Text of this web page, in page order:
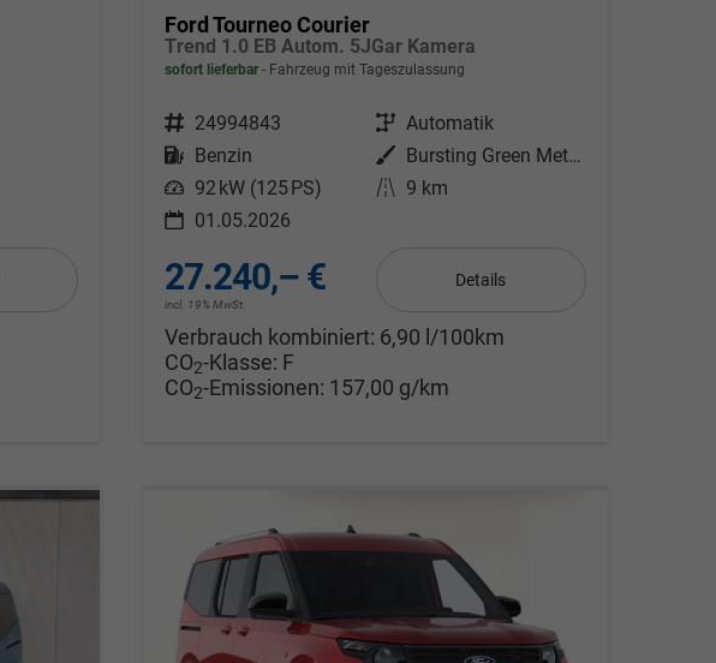
Ford Tourneo Courier
Trend 1.0 EB Autom. 5JGar Kamera
sofort lieferbar Fahrzeug mit Tageszulassung
Fahrzeugnr. 24994843 Getriebe Automatik
Kraftstoff Benzin Außenfarbe
Bursting Green Metallic
Leistung 92 kW (125 PS) Kilometerstand 9 km
01.05.2026
27.240,– €
incl. 19% MwSt.
Details
Verbrauch kombiniert: 6,90 l/100km
CO2-Klasse: F
CO2-Emissionen: 157,00 g/km